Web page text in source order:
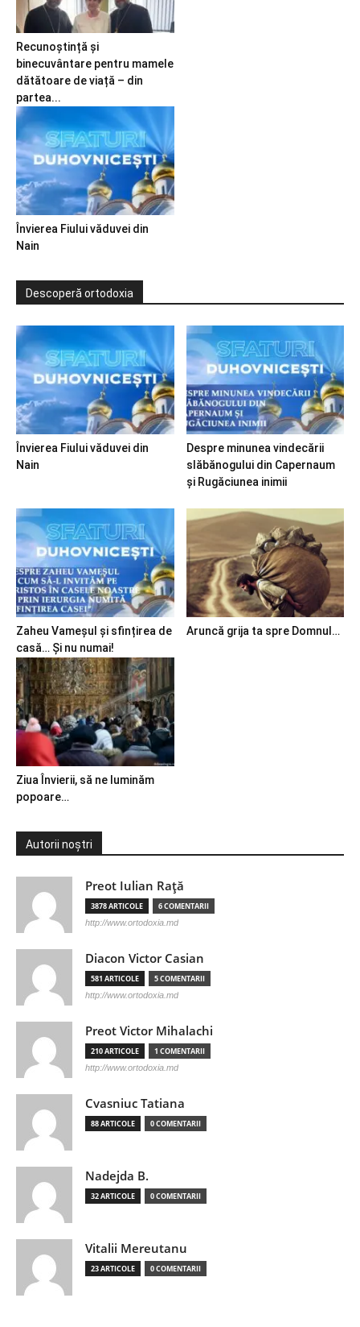
Recunoștință și
binecuvântare pentru mamele
dătătoare de viață – din
partea...
Învierea Fiului văduvei din
Nain
Descoperă ortodoxia
Învierea Fiului văduvei din
Nain
Despre minunea vindecării
slăbănogului din Capernaum
și Rugăciunea inimii
Zaheu Vameșul și sfințirea de
casă… Și nu numai!
Aruncă grija ta spre Domnul…
Ziua Învierii, să ne luminăm
popoare…
Autorii noștri
Preot Iulian Raţă
3878 ARTICOLE 6 COMENTARII
http://www.ortodoxia.md
Diacon Victor Casian
581 ARTICOLE 5 COMENTARII
http://www.ortodoxia.md
Preot Victor Mihalachi
210 ARTICOLE 1 COMENTARII
http://www.ortodoxia.md
Cvasniuc Tatiana
88 ARTICOLE 0 COMENTARII
Nadejda B.
32 ARTICOLE 0 COMENTARII
Vitalii Mereutanu
23 ARTICOLE 0 COMENTARII